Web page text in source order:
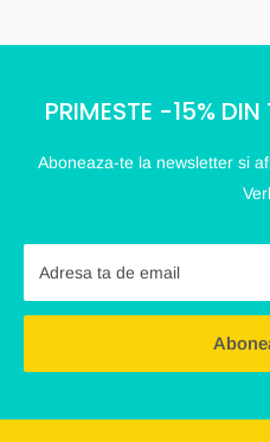
PRIMESTE -15%
Aboneaza-te la newsletter si
Adresa ta de email